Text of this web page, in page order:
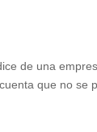
de una
que no se